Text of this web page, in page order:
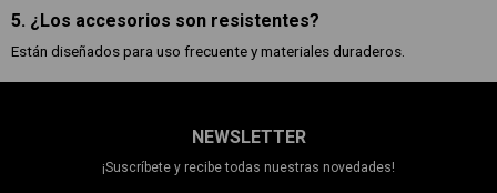
5. ¿Los accesorios son resistentes?
Están diseñados para uso frecuente y materiales duraderos.
NEWSLETTER
¡Suscríbete y recibe todas nuestras novedades!